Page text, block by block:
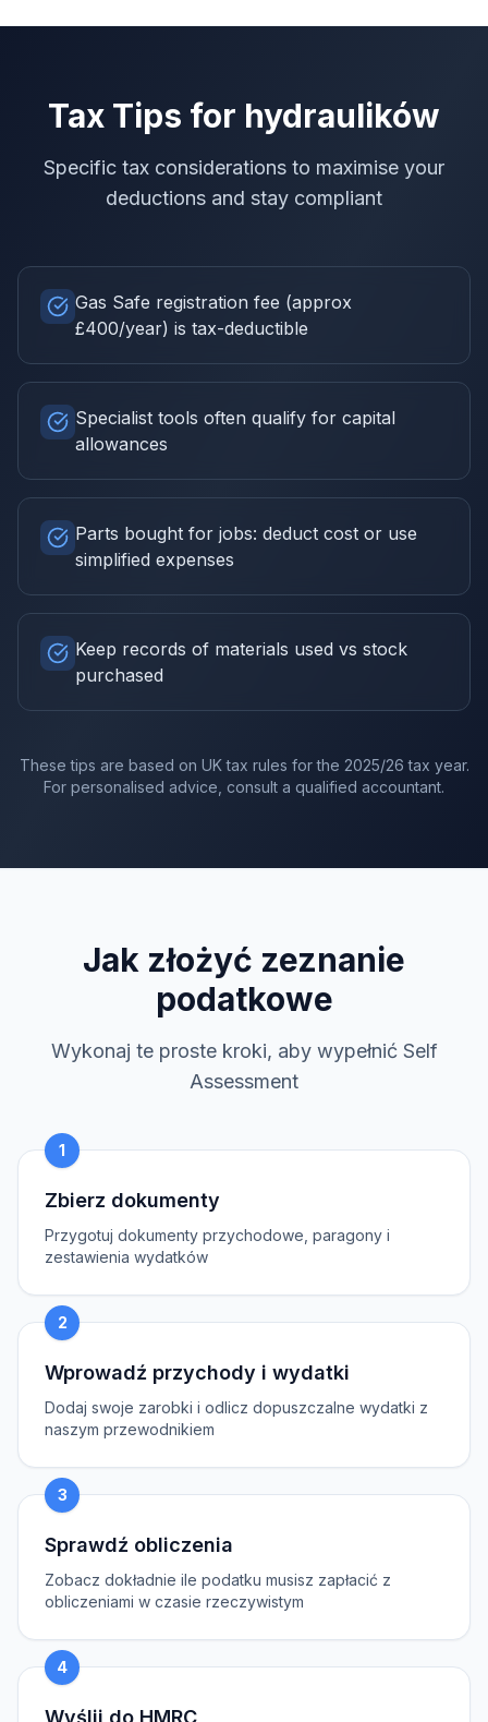
Tax Tips for hydraulików
Specific tax considerations to maximise your
deductions and stay compliant
Gas Safe registration fee (approx
£400/year) is tax-deductible
Specialist tools often qualify for capital
allowances
Parts bought for jobs: deduct cost or use
simplified expenses
Keep records of materials used vs stock
purchased
These tips are based on UK tax rules for the 2025/26 tax year.
For personalised advice, consult a qualified accountant.
Jak złożyć zeznanie
podatkowe
Wykonaj te proste kroki, aby wypełnić Self
Assessment
1
Zbierz dokumenty
Przygotuj dokumenty przychodowe, paragony i
zestawienia wydatków
2
Wprowadź przychody i wydatki
Dodaj swoje zarobki i odlicz dopuszczalne wydatki z
naszym przewodnikiem
3
Sprawdź obliczenia
Zobacz dokładnie ile podatku musisz zapłacić z
obliczeniami w czasie rzeczywistym
4
Wyślij do HMRC